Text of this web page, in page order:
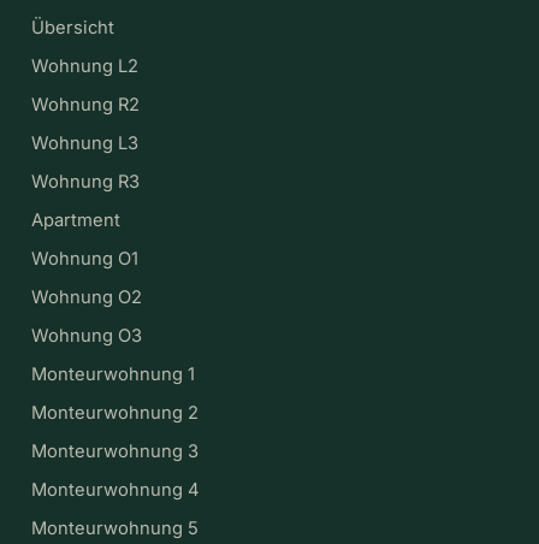
Übersicht
Wohnung L2
Wohnung R2
Wohnung L3
Wohnung R3
Apartment
Wohnung O1
Wohnung O2
Wohnung O3
Monteurwohnung 1
Monteurwohnung 2
Monteurwohnung 3
Monteurwohnung 4
Monteurwohnung 5